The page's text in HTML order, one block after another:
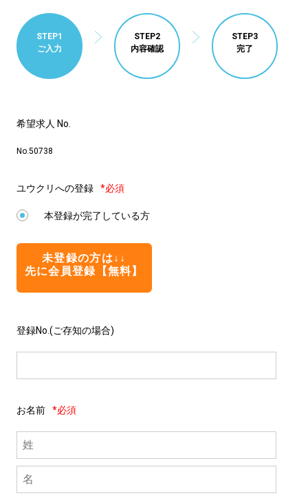
STEP1
ご入力
STEP2
内容確認
STEP3
完了
希望求人 No.
No.50738
ユウクリへの登録 *必須
本登録が完了している方
未登録の方は↓↓
先に会員登録【無料】
登録No.(ご存知の場合)
お名前 *必須